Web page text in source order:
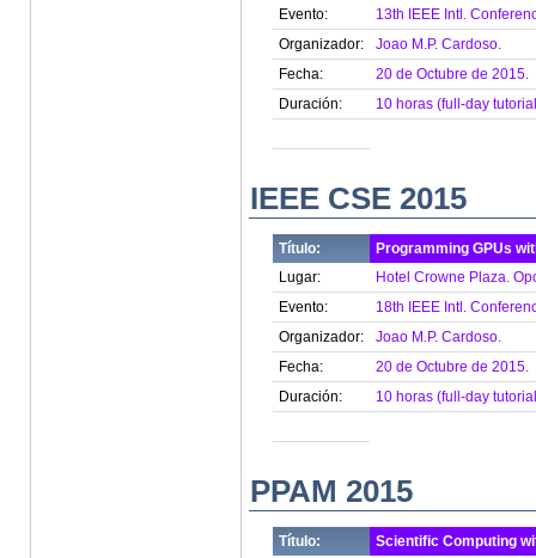
Evento:
13th IEEE Intl.
Organizador:
Joao M.P. Cardoso.
Fecha:
20 de Octubre de 2015.
Duración:
10 horas (full-day
IEEE CSE 2015
Título:
Programming GPUs
Lugar:
Hotel Crowne Plaza.
Evento:
18th IEEE Intl.
Organizador:
Joao M.P. Cardoso.
Fecha:
20 de Octubre de 2015.
Duración:
10 horas (full-day
PPAM 2015
Título: Scientific Computing